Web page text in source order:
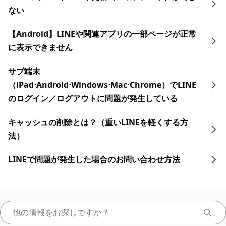
ない
【Android】LINEや関連アプリの一部ページが正常
に表示できません
サブ端末
（iPad⋅Android⋅ Windows⋅Mac⋅Chrome）でLINE
のログイン／ログアウトに問題が発生している
キャッシュの削除とは？（重いLINEを軽くする方
法）
LINEで問題が発生した場合のお問い合わせ方法